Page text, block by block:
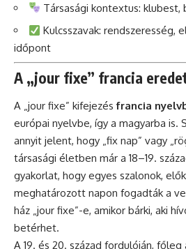
Társasági kontextus:
Kulcsszavak: rendszeresség,
időpont
A „jour fixe” francia
A „jour fixe” kifejezésfrancia
európai nyelvbe, így a magyarba is.
annyit jelent, hogy „fix nap” vagy
társasági életben már a 18–19.
gyakorlat, hogy egyes szalonok,
meghatározott napon fogadták a
ház „jour fixe”-e, amikor bárki, aki
betérhet.
A 19. és 20. század fordulóján, főleg